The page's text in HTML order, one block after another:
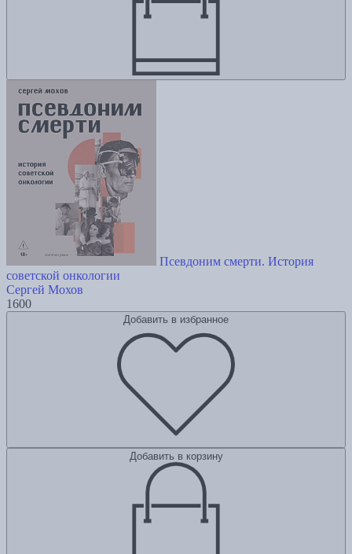
Псевдоним смерти. История
советской онкологии
Сергей Мохов
1600
Добавить в избранное
Добавить в корзину